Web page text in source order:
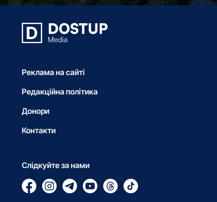
Реклама на сайті
Редакційна політика
Донори
Контакти
Слідкуйте за нами